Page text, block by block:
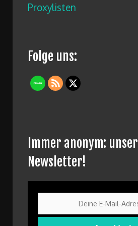
Proxylisten
Folge uns:
Immer anonym: unser
Newsletter!